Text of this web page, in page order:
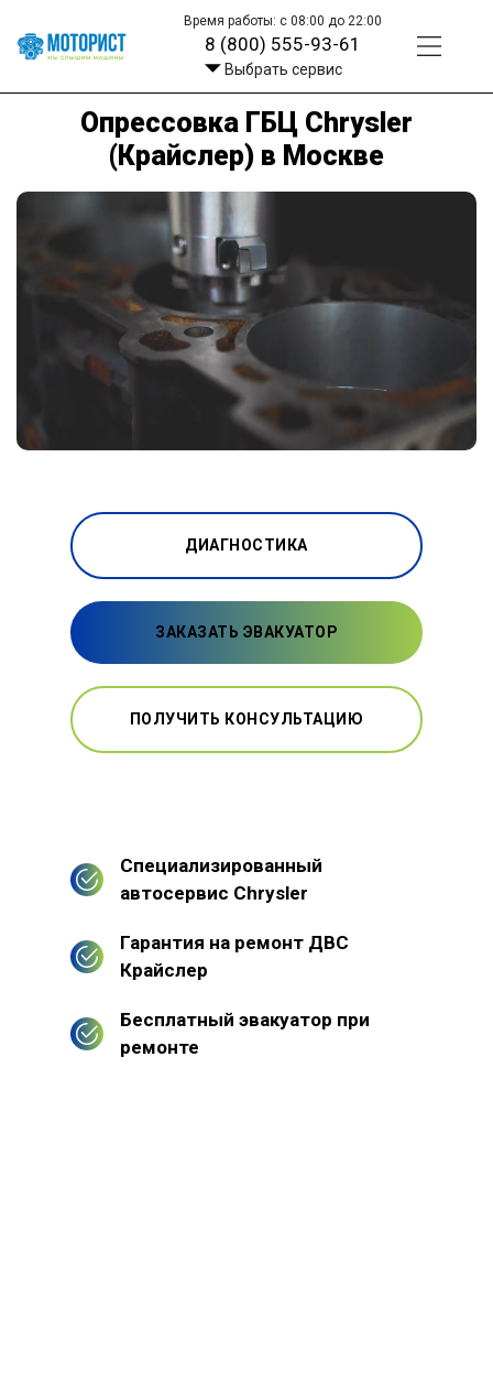
Время работы: с 08:00 до 22:00
8 (800) 555-93-61
Выбрать сервис
Опрессовка ГБЦ Chrysler
(Крайслер) в Москве
ДИАГНОСТИКА
ЗАКАЗАТЬ ЭВАКУАТОР
ПОЛУЧИТЬ КОНСУЛЬТАЦИЮ
Специализированный
автосервис Chrysler
Гарантия на ремонт ДВС
Крайслер
Бесплатный эвакуатор при
ремонте